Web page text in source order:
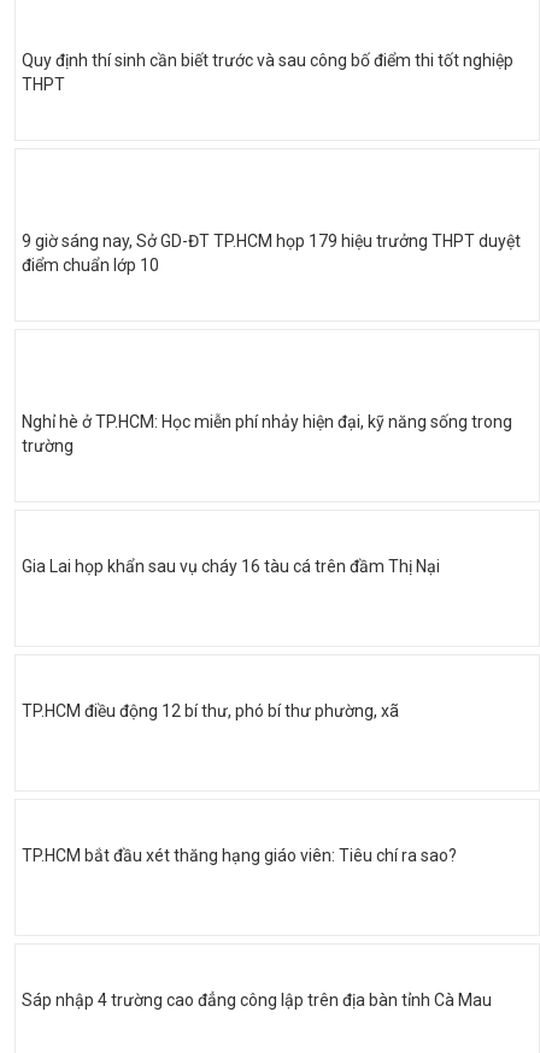
Quy định thí sinh cần biết trước và sau công bố điểm thi tốt nghiệp
THPT
9 giờ sáng nay, Sở GD-ĐT TP.HCM họp 179 hiệu trưởng THPT duyệt
điểm chuẩn lớp 10
Nghỉ hè ở TP.HCM: Học miễn phí nhảy hiện đại, kỹ năng sống trong
trường
Gia Lai họp khẩn sau vụ cháy 16 tàu cá trên đầm Thị Nại
TP.HCM điều động 12 bí thư, phó bí thư phường, xã
TP.HCM bắt đầu xét thăng hạng giáo viên: Tiêu chí ra sao?
Sáp nhập 4 trường cao đẳng công lập trên địa bàn tỉnh Cà Mau